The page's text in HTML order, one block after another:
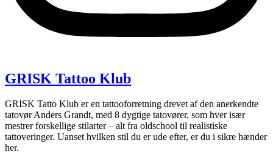
GRISK Tattoo Klub
GRISK Tatto Klub er en tattooforretning drevet af den anerkendte
tatovør Anders Grandt, med 8 dygtige tatovører, som hver især
mestrer forskellige stilarter – alt fra oldschool til realistiske
tattoveringer. Uanset hvilken stil du er ude efter, er du i sikre hænder
her.